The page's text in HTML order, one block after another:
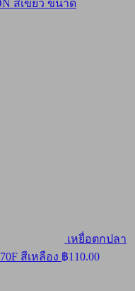
สีเขียว ขนาด
เหยื่อตกปลา
สีเหลือง ฿110.00